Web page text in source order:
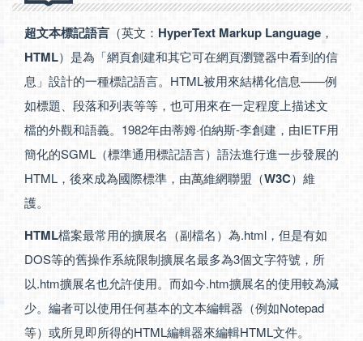
超文本標記語言 （英文： HyperText Markup Language ，
HTML）是為「網頁創建和其它可在網頁瀏覽器中看到的信
息」設計的一種標記語言。HTML被用來結構化信息——例
如標題、段落和列表等等，也可用來在一定程度上描述文
檔的外觀和語義。1982年由蒂姆·伯納斯-李創建，由IETF用
簡化的SGML（標準通用標記語言）語法進行進一步發展的
HTML，後來成為國際標準，由萬維網聯盟（W3C）維
護。
HTML檔案最常用的擴展名（副檔名）為.html，但是有如
DOS等的舊操作系統限制擴展名最多為3個文字符號，所
以.htm擴展名也允許使用。而如今.htm擴展名的使用較為減
少。編者可以使用任何基本的文本編輯器（例如Notepad
等）或所見即所得的HTML編輯器來編輯HTML文件。